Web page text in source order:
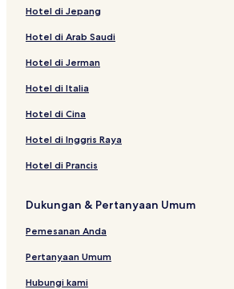
Hotel di Sesetan
Hotel Mewah di Legian
Hotel dekat Tugu Peringatan Bom Bali
Hotel di Padangsambian Klod
Hotel dengan Tempat Parkir di Denpasar
Hotel Murah di Legian
Hotel Butik di Seminyak
Hotel Bintang 3 di Denpasar
Hotel dekat Prana Spa
Resor di Legian
Hotel Bintang 2 di Petitenget
Hotel di Jepang
Hotel di Arab Saudi
Hotel di Jerman
Hotel di Italia
Hotel di Cina
Hotel di Inggris Raya
Hotel di Prancis
Dukungan & Pertanyaan Umum
Pemesanan Anda
Pertanyaan Umum
Hubungi kami